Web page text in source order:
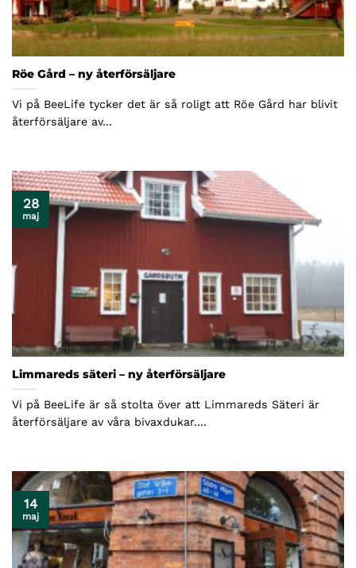
Röe Gård – ny återförsäljare
Vi på BeeLife tycker det är så roligt att Röe Gård har blivit
återförsäljare av...
Limmareds säteri – ny återförsäljare
Vi på BeeLife är så stolta över att Limmareds Säteri är
återförsäljare av våra bivaxdukar....
28
maj
14
maj